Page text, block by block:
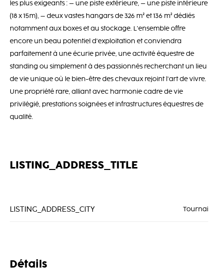
les plus exigeants : – une piste extérieure, – une piste intérieure
(18 x 15m), – deux vastes hangars de 326 m² et 136 m² dédiés
notamment aux boxes et au stockage. L’ensemble offre
encore un beau potentiel d’exploitation et conviendra
parfaitement à une écurie privée, une activité équestre de
standing ou simplement à des passionnés recherchant un lieu
de vie unique où le bien-être des chevaux rejoint l’art de vivre.
Une propriété rare, alliant avec harmonie cadre de vie
privilégié, prestations soignées et infrastructures équestres de
qualité.
LISTING_ADDRESS_TITLE
LISTING_ADDRESS_CITY Tournai
Détails